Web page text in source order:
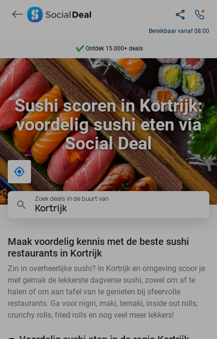
Bereikbaar vanaf 08:00
Ontdek 15.000+ deals
7 dagen per week beschikbaar
10+ miljoen leden
9,4
Ontdek 15.000+ deals
Sushi scoren in Kortrijk:
voordelig sushi eten via
Social Deal
Bij mij in de buurt
Zoek deals in de buurt van
Kortrijk
Maak voordelig kennis met de beste sushi
restaurants in Kortrijk
Zin in overheerlijke sushi? In Kortrijk en omgeving scoor je
met gemak de lekkerste dagverse sushi, zowel om af te
halen of om aan tafel van te genieten bij sfeervolle
restaurants. Ga voor nigiri, maki, temaki, inside out rolls,
crunchy rolls, fried rolls en nog veel meer lekkers!